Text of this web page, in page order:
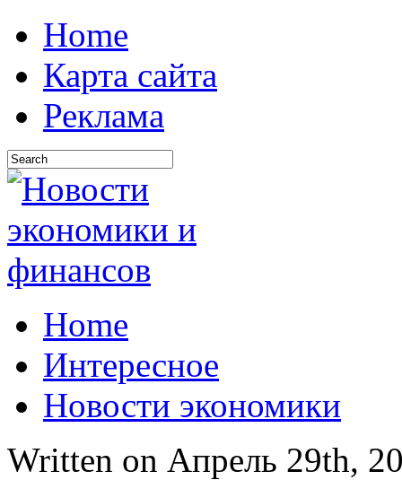
Home
Карта сайта
Реклама
Home
Интересное
Новости экономики
Written on Апрель 29th,